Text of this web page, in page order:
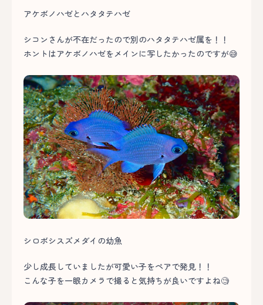
アケボノハゼとハタタテハゼ
シコンさんが不在だったので別のハタタテハゼ属を！！
ホントはアケボノハゼをメインに写したかったのですが😅
シロボシスズメダイの幼魚
少し成長していましたが可愛い子をペアで発見！！
こんな子を一眼カメラで撮ると気持ちが良いですよね🧐